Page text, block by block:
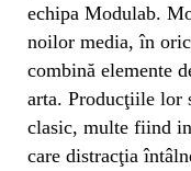
echipa Modulab.
noilor media, în
combină elemente
arta. Producţiile lor
clasic, multe fiind
care distracţia